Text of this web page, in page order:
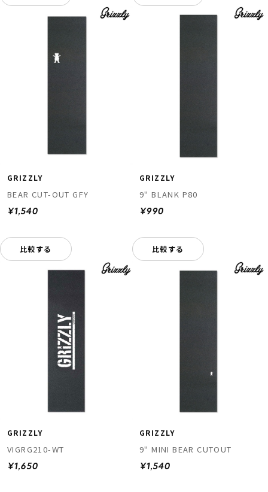
GRIZZLY
BEAR CUT-OUT GFY
¥1,540
比較する
GRIZZLY
9" BLANK P80
¥990
比較する
GRIZZLY
VIGRG210-WT
¥1,650
GRIZZLY
9" MINI BEAR CUTOUT
¥1,540